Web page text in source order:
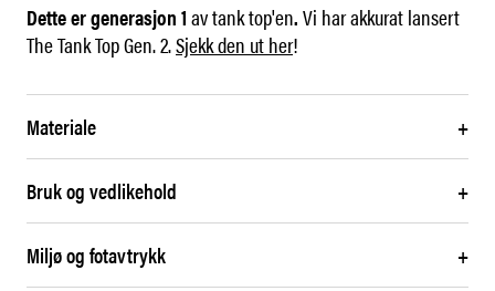
Dette er generasjon 1av tank top'en.Vi har akkurat lansert
The Tank Top Gen. 2.Sjekk den ut her!
Materiale +
Bruk og vedlikehold +
Miljø og fotavtrykk +